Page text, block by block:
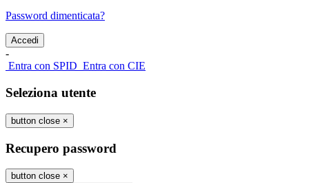
Password dimenticata?
-
Entra con SPID Entra con CIE
Seleziona utente
button close ×
Recupero password
button close ×